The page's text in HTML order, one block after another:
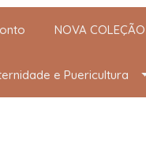
NOVA
e Puericultura